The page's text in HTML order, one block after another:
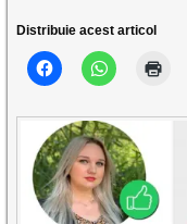
Distribuie acest articol